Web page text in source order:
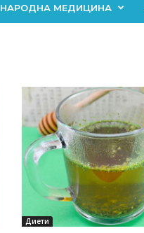
НАРОДНА МЕДИЦИНА
Диети